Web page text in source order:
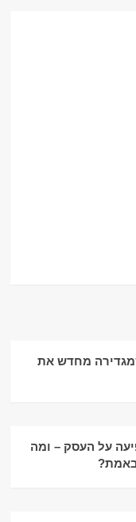
מחדש את
על העסק – ומה
באמת?